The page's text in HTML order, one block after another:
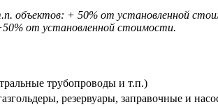
объектов: + 50% от установленной
от установленной стоимости.
трубопроводы и т.п.)
резервуары, заправочные и